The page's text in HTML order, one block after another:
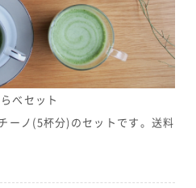
べセット
ーノ(5杯分)のセットです。送料